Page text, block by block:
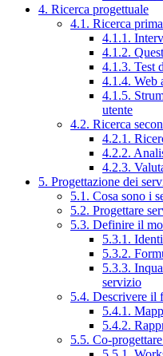
4. Ricerca progettuale
4.1. Ricerca
4.1.1.
4.1.2.
4.1.3. Test
4.1.4. Web
4.1.5.
utente
4.2. Ricerca
4.2.1.
4.2.2.
4.2.3.
5. Progettazione dei
5.1. Cosa sono i
5.2. Progettare
5.3. Definire il
5.3.1.
5.3.2.
5.3.3.
servizio
5.4. Descrivere il
5.4.1.
5.4.2.
5.5. Co-